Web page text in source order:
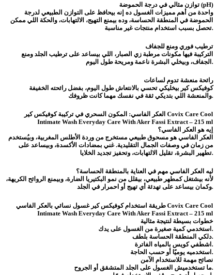
توازن مثالي في درجة الحموضة (pH)
واحدة من أهم مميزات الغسول ده إنه بيحافظ على التوازن الطبيعي لدرجة
الحموضة في المنطقة الحساسة، وده بيمنع التهيج، الالتهابات، والحكة اللي ممكن
تحصل بسبب استخدام منتجات غير مناسبة.
ترطيب فوري ومنع للجفاف
التركيبة فيها مكونات مرطبة زي الصبار، اللي بيساعد على ترطيب الجلد ومنع
الجفاف، وبيخلي البشرة ناعمة ومريحة طول اليوم.
رائحة منعشة تدوم لساعات
كوفيكس كير بيخليكي تحسي بالانتعاش طول اليوم، بفضل رائحته الخفيفة
والمنعشة اللي بتديكي ثقة في نفسك مهما كانت ظروفك.
العكر الفاسي: المكون السحري في تركيبة كوفيكس كير Covix Care Cool
Intimate Wash Everyday Care With Aker Fassi Extract – 215 ml
إيه هو العكر الفاسي؟
العكر الفاسي هو مسحوق طبيعي مستخرج من وردة الأطلس المغربية، وبيُستخدم
من زمان في وصفات الجمال التقليدية. غني بمضادات الأكسدة، وبيساعد على
تطهير البشرة، تقليل الالتهابات، وتحفيز تجديد الخلايا.
ليه العكر الفاسي مهم في العناية بالمنطقة الحساسة؟
لأنه بيشتغل كمطهر طبيعي، بيقلل من نمو البكتيريا الضارة، وبيمنع الروائح الكريهة،
وكمان بيساعد على تهدئة أي تهيج أو احمرار في الجلد.
طريقة استخدام كوفيكس كير غسول نسائي بالعكر الفاسي Covix Care Cool
Intimate Wash Everyday Care With Aker Fassi Extract – 215 ml
خطوات بسيطة لنتيجة مثالية
استخدمي كمية صغيرة من الغسول على يدك.
دلكي المنطقة الحساسة بلطف.
اشطفي كويس بالمياه الفاترة.
استخدميه يوميًا أو حسب الحاجة.
نصائح مهمة للاستخدام الآمن
ما تستخدميش الغسول على الجلد المتشقق أو الجروح.